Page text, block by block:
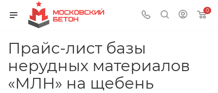
0
Прайс-лист базы
нерудных материалов
«МЛН» на щебень